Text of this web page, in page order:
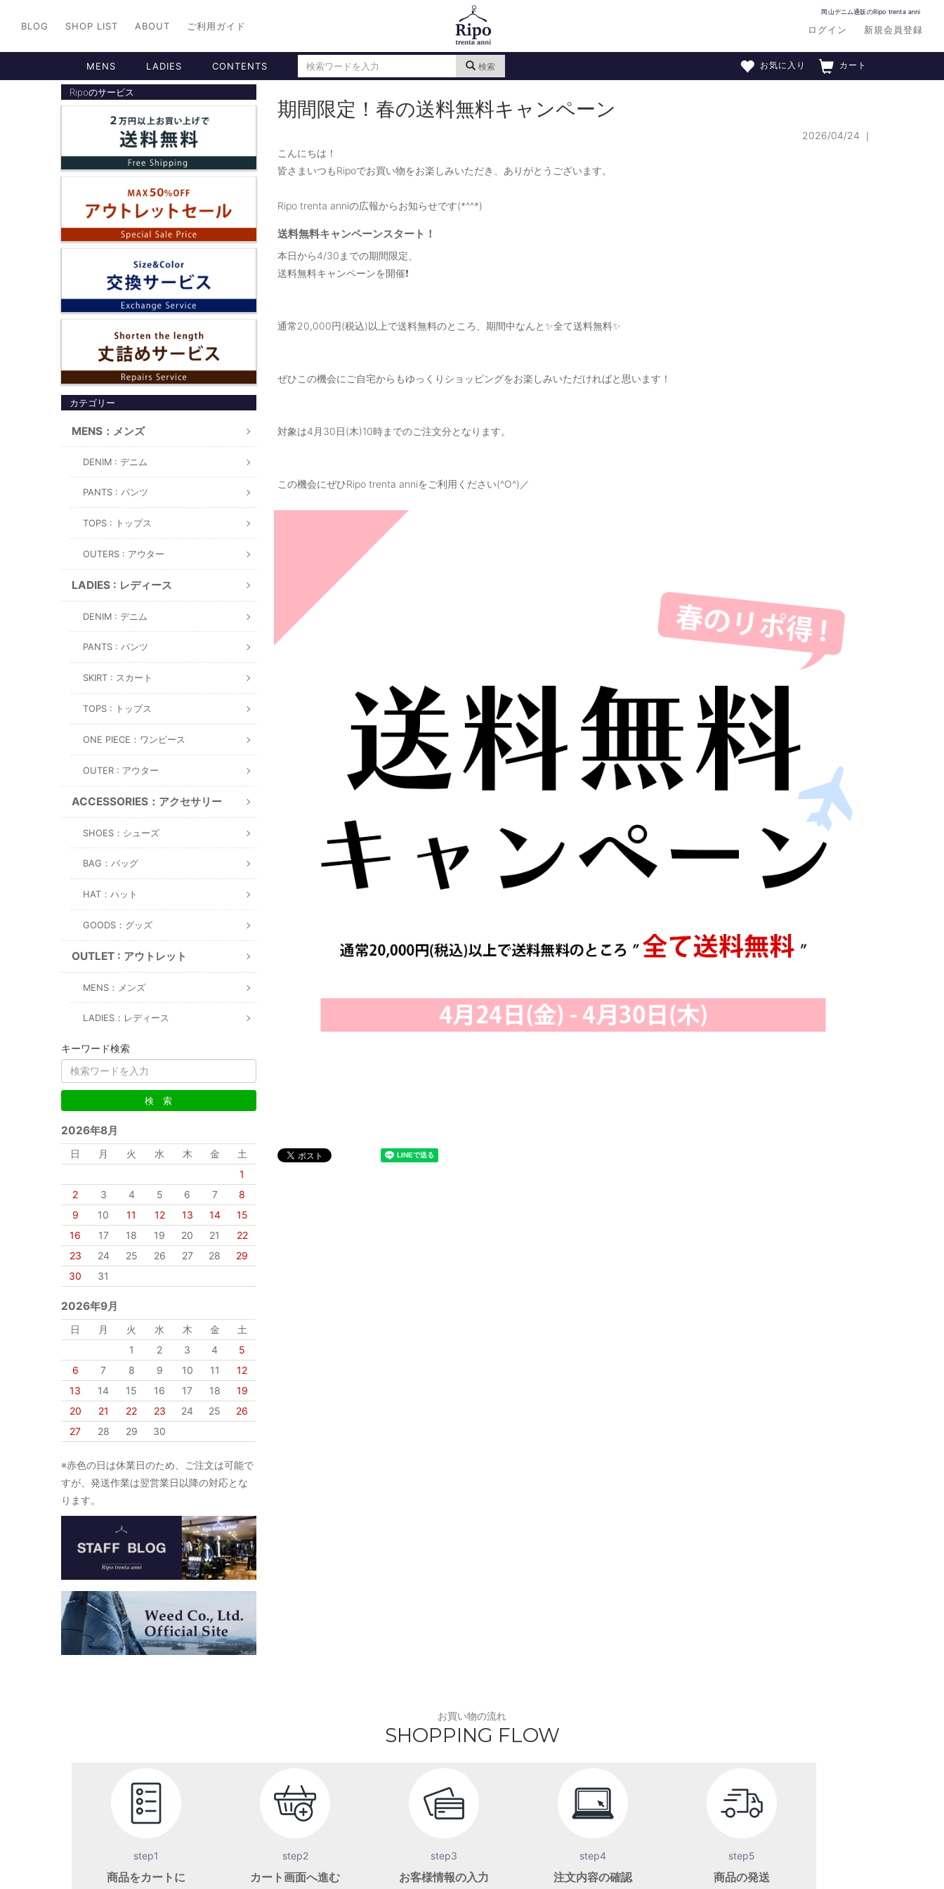
岡山デニム通販のRipo trenta anni
ログイン 新規会員登録
BLOG SHOP LIST ABOUT ご利用ガイド
MENS LADIES CONTENTS 検索 カート
お気に入り
Ripoのサービス
カテゴリー
MENS：メンズ
DENIM : デニム
PANTS : パンツ
TOPS : トップス
OUTERS : アウター
LADIES : レディース
DENIM : デニム
PANTS : パンツ
SKIRT : スカート
TOPS : トップス
ONE PIECE：ワンピース
OUTER : アウター
ACCESSORIES：アクセサリー
SHOES：シューズ
BAG：バッグ
HAT：ハット
GOODS：グッズ
OUTLET : アウトレット
MENS：メンズ
LADIES：レディース
キーワード検索
2026年8月
日 月 火 水 木 金
土
1
2
3 4 5 6 7
8
9
10 11 12 13 14
15
16
17 18 19 20 21
22
23
24 25 26 27 28
29
30
31
2026年9月
日 月 火 水 木 金
土
1
2 3 4
5
6
7 8 9 10 11
12
13
14 15 16 17 18
19
20
21 22 23 24 25
26
27
28 29 30
※赤色の日は休業日のため、ご注文は可能で
すが、発送作業は翌営業日以降の対応とな
ります。
期間限定！春の送料無料キャンペーン
2026/04/24 ｜
こんにちは！
皆さまいつもRipoでお買い物をお楽しみいただき、ありがとうございます。
Ripo trenta anniの広報からお知らせです(*^^*)
送料無料キャンペーンスタート！
本日から4/30までの期間限定、
送料無料キャンペーンを開催❗
通常20,000円(税込)以上で送料無料のところ、期間中なんと✨全て送料無料✨
ぜひこの機会にご自宅からもゆっくりショッピングをお楽しみいただければと思います！
対象は4月30日(木)10時までのご注文分となります。
この機会にぜひRipo trenta anniをご利用ください(^O^)／
お買い物の流れ
SHOPPING FLOW
step1
商品をカートに
step2
カート画面へ進む
step3
お客様情報の入力
step4
注文内容の確認
step5
商品の発送